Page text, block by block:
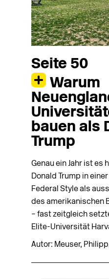
Seite 50
Warum
bauen als
Trump
Genau ein Jahr ist es
Donald Trump in
Federal Style als
des amerikanischen
– fast zeitgleich
Elite-Universität
Autor: Meuser,